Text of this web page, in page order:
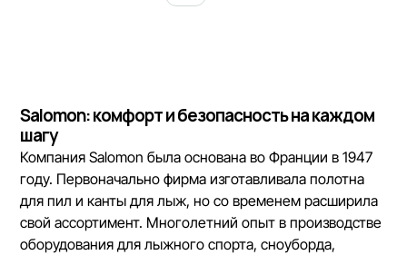
Salomon: комфорт и безопасность на каждом
шагу
Компания Salomon была основана во Франции в 1947
году. Первоначально фирма изготавливала полотна
для пил и канты для лыж, но со временем расширила
свой ассортимент. Многолетний опыт в производстве
оборудования для лыжного спорта, сноуборда,